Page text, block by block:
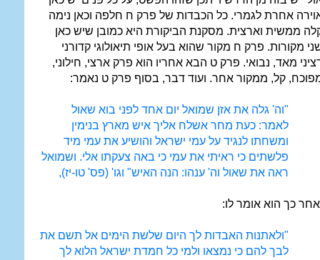
אחרת לגמרי. כל הכבדות של פרק ח חלפה וכאן נימה
ממשית וארצית. מסקנת הביקורת היא כמובן שיש כאן
מקורות. פרק ח מקור שהוא בעל אופי תיאולוגי קדורני
מאד, נבואי. פרק ט הבא אחריו הוא פרק ארצי, חילוני,
קל, ממקור אחר. ועוד דבר, בסוף פרק ט נאמר:
"וה' גלה את אזן שמואל יום אחד לפני בוא שאול
לאמר: כעת מחר אשלח אליך איש מארץ בנימין
ומשחתו לנגיד על עמי ישראל והושיע את עמי מיד
פלשתים כי ראיתי את עמי כי באה צעקתו אלי. ושמואל
ראה את שאול וה' ענהו: הנה האיש" וגו' (פס' טו-יז),
כך הוא אומר לו:
"ולאתנות האבדות לך היום שלשת הימים אל תשם את
לבך להם כי נמצאו ולמי כל חמדת ישראל הלוא לך